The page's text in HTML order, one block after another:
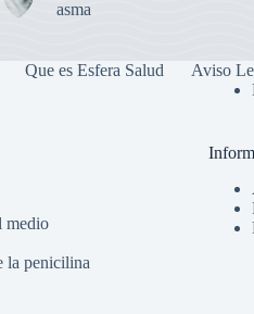
asma
Que es Esfera Salud Aviso
medio
la penicilina